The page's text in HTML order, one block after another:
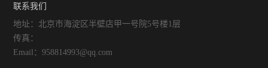
联系我们
地址：北京市海淀区半壁店甲一号院5号楼1层
传真：
Email：958814993@qq.com